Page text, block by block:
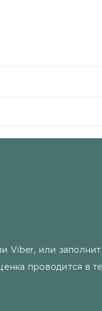
Viber, или
проводится в